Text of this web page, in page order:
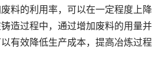
料的利用率，可以在一定程度上降
造过程中，通过增加废料的用量并
有效降低生产成本，提高冶炼过程